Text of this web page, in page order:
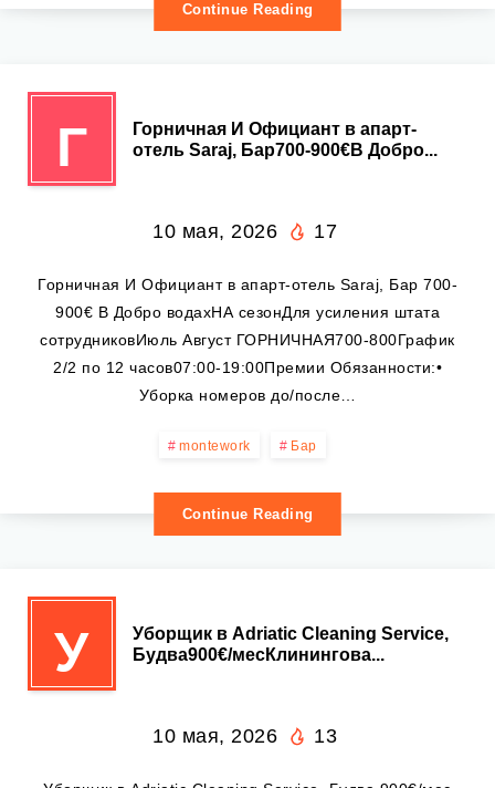
Continue Reading
Г
Горничная И Официант в апарт-
отель Saraj, Бар700-900€В Добро...
10 мая, 2026 17
Горничная И Официант в апарт-отель Saraj, Бар 700-
900€ В Добро водахНА сезонДля усиления штата
сотрудниковИюль Август ГОРНИЧНАЯ700-800График
2/2 по 12 часов07:00-19:00Премии Обязанности:•
Уборка номеров до/после…
montework Бар
Continue Reading
У
Уборщик в Adriatic Cleaning Service,
Будва900€/месКлинингова...
10 мая, 2026 13